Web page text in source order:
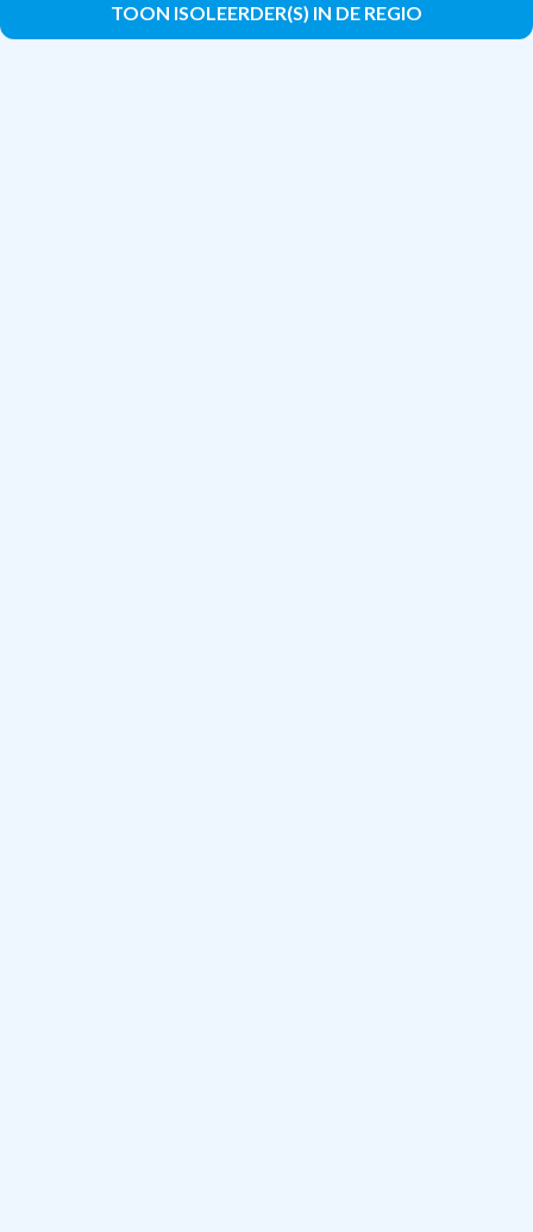
TOON ISOLEERDER(S) IN DE REGIO